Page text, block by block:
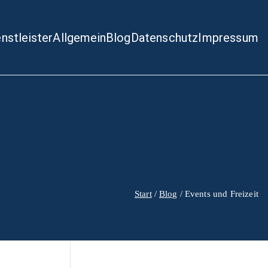
AllgemeinBlogDatenschutzImpressum
Start Blog Events und Freizeit